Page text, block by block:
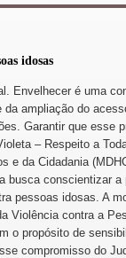
idosas
Envelhecer é uma
ampliação do
Garantir que esse
– Respeito a
e da Cidadania
busca conscientizar
pessoas idosas. A
Violência contra a
o propósito de
compromisso do